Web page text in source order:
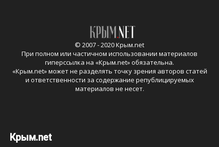
© 2007 - 2020 Крым.net
При полном или частичном использовании материалов
гиперссылка на «Крым.net» обязательна.
«Крым.net» может не разделять точку зрения авторов статей
и ответственности за содержание републицируемых
материалов не несет.
Крым.net